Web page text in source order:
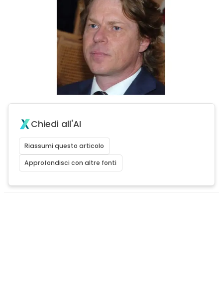
Chiedi all'AI
Riassumi questo articolo
Approfondisci con altre fonti